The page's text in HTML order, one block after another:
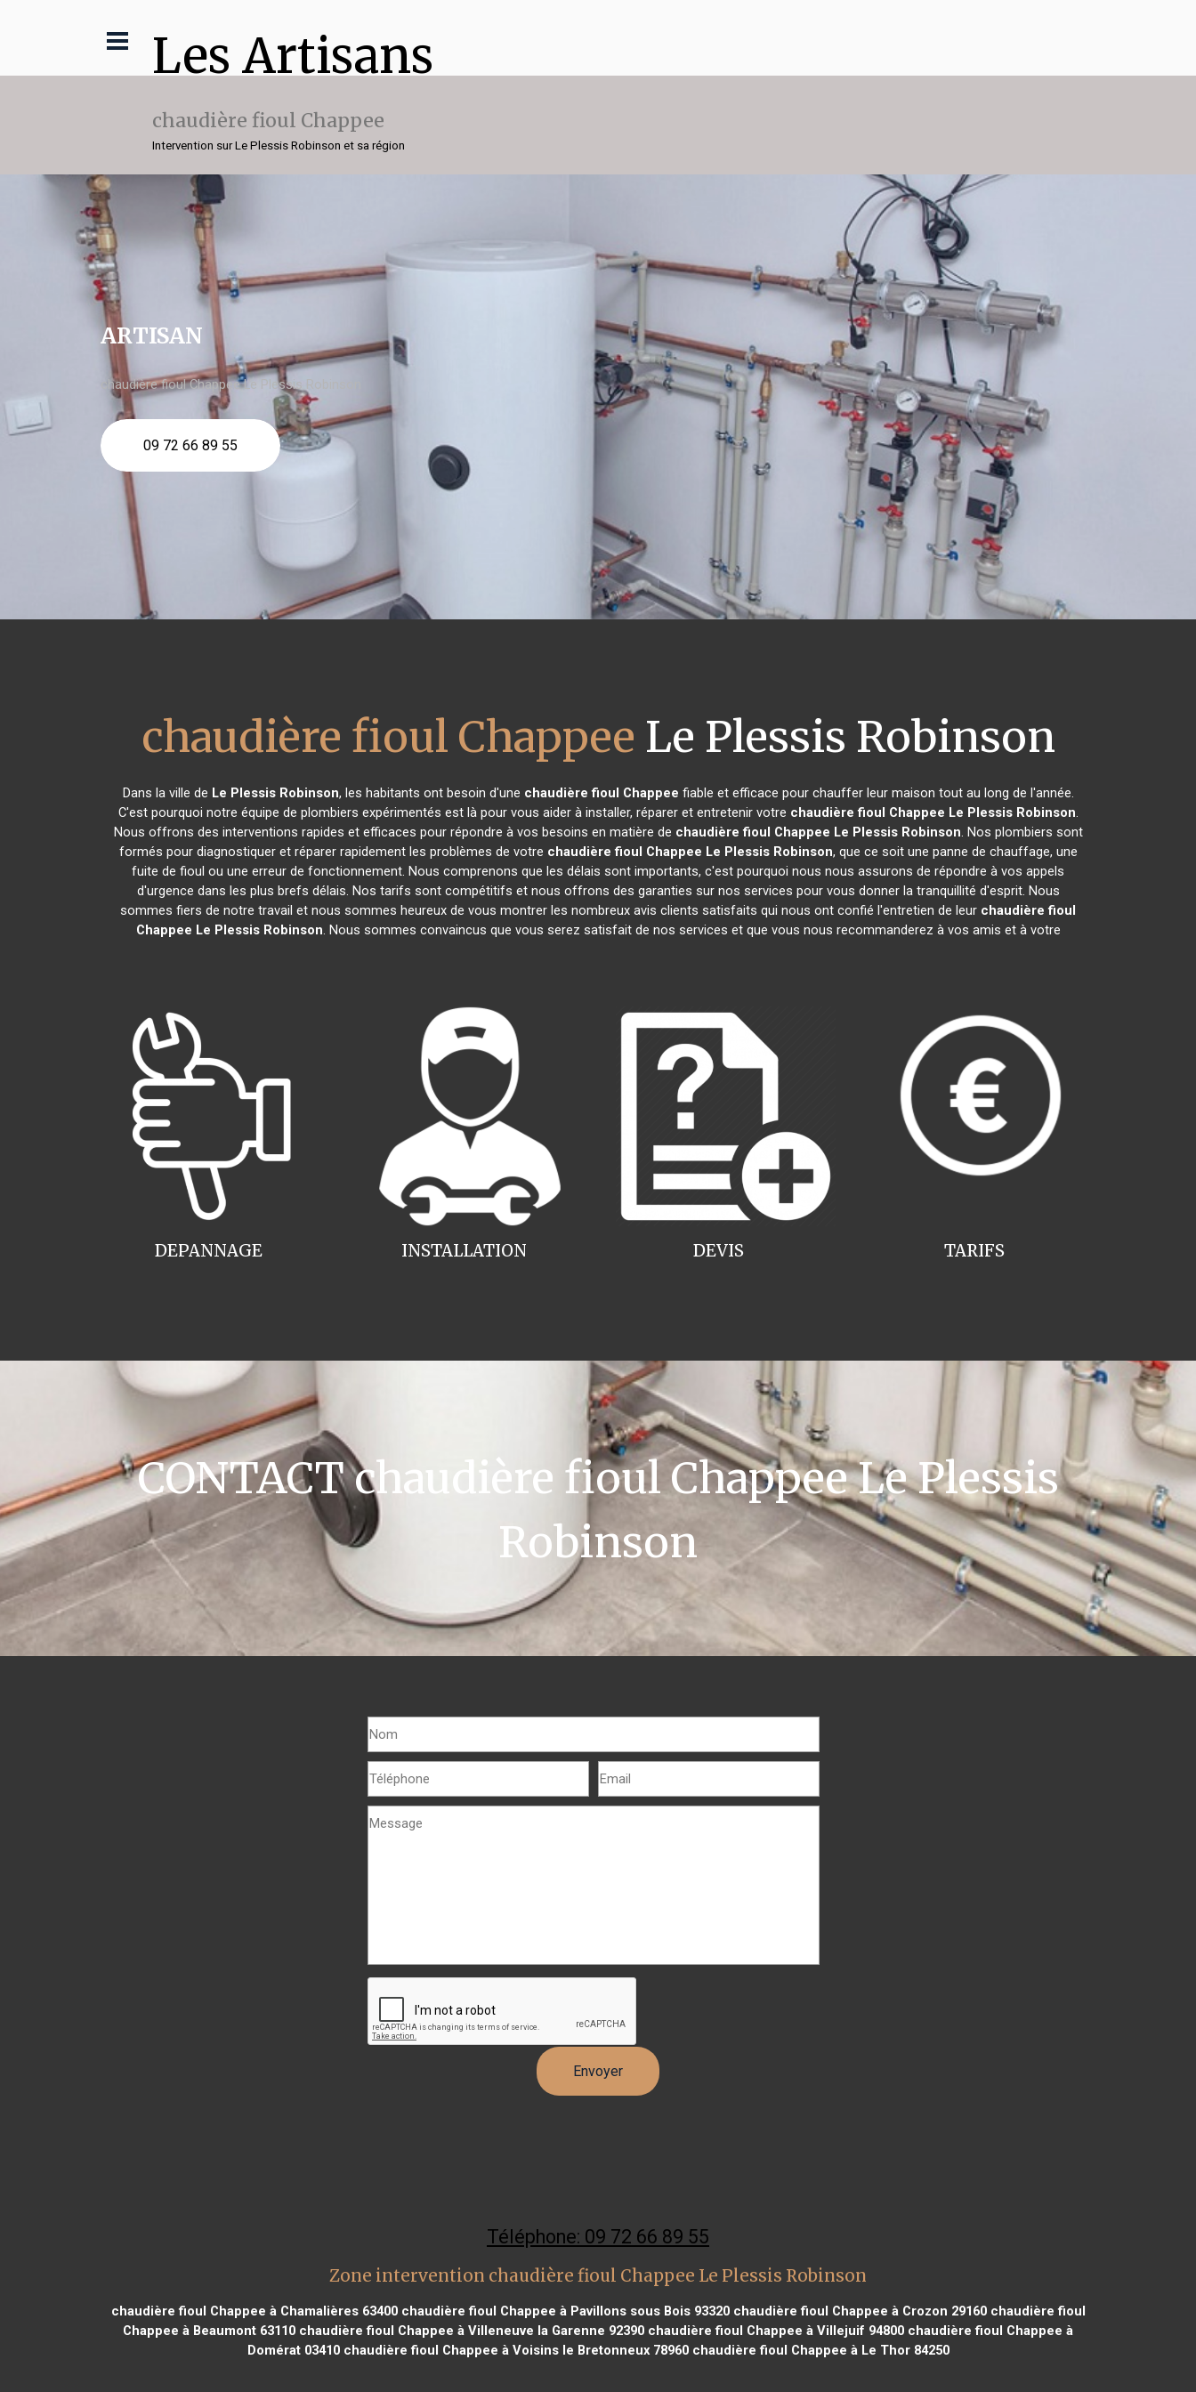
Les Artisans
chaudière fioul Chappee
Intervention sur Le Plessis Robinson et sa région
ARTISAN
chaudière fioul Chappee Le Plessis Robinson
09 72 66 89 55
chaudière fioul Chappee Le Plessis Robinson
Dans la ville de Le Plessis Robinson, les habitants ont besoin d'une chaudière fioul Chappee fiable et efficace pour chauffer leur maison tout au long de l'année.
C'est pourquoi notre équipe de plombiers expérimentés est là pour vous aider à installer, réparer et entretenir votre chaudière fioul Chappee Le Plessis Robinson.
Nous offrons des interventions rapides et efficaces pour répondre à vos besoins en matière de chaudière fioul Chappee Le Plessis Robinson. Nos plombiers sont
formés pour diagnostiquer et réparer rapidement les problèmes de votre chaudière fioul Chappee Le Plessis Robinson, que ce soit une panne de chauffage, une
fuite de fioul ou une erreur de fonctionnement. Nous comprenons que les délais sont importants, c'est pourquoi nous nous assurons de répondre à vos appels
d'urgence dans les plus brefs délais. Nos tarifs sont compétitifs et nous offrons des garanties sur nos services pour vous donner la tranquillité d'esprit. Nous
sommes fiers de notre travail et nous sommes heureux de vous montrer les nombreux avis clients satisfaits qui nous ont confié l'entretien de leur chaudière fioul
Chappee Le Plessis Robinson. Nous sommes convaincus que vous serez satisfait de nos services et que vous nous recommanderez à vos amis et à votre
INSTALLATION
DEPANNAGE TARIFS
DEVIS
CONTACT chaudière fioul Chappee Le Plessis
Robinson
Téléphone: 09 72 66 89 55
Zone intervention chaudière fioul Chappee Le Plessis Robinson
chaudière fioul Chappee à Chamalières 63400chaudière fioul Chappee à Pavillons sous Bois 93320chaudière fioul Chappee à Crozon 29160chaudière fioul
Chappee à Beaumont 63110 chaudière fioul Chappee à Villeneuve la Garenne 92390 chaudière fioul Chappee à Villejuif 94800 chaudière fioul Chappee à
Domérat 03410chaudière fioul Chappee à Voisins le Bretonneux 78960chaudière fioul Chappee à Le Thor 84250